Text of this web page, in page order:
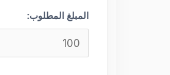
المبلغ المطلوب: